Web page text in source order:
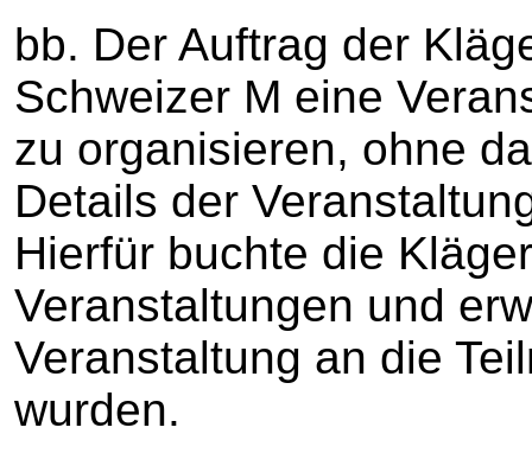
bb. Der Auftrag der
Schweizer M eine
zu organisieren, ohne
Details der
Hierfür buchte die
Veranstaltungen und
Veranstaltung an die
wurden.